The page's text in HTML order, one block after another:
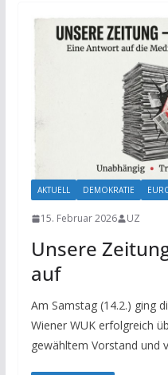
AKTUELL DEMOKRATIE
15. Februar 2026 UZ
Unsere
auf
Am Samstag (14.2.) ging
Wiener WUK erfolgreich
gewähltem Vorstand und